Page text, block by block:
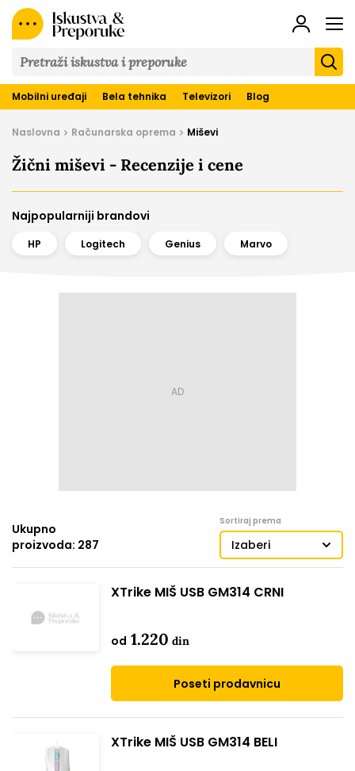
&
Preporuke
Mobilni uređaji Bela tehnika Televizori Blog
Naslovna Računarska oprema Miševi
Žični miševi - Recenzije i cene
Najpopularniji brandovi
HP Logitech Genius Marvo
Ukupno
proizvoda: 287
Sortiraj prema
Izaberi
XTrike MIŠ USB GM314 CRNI
od 1.220 din
Poseti prodavnicu
XTrike MIŠ USB GM314 BELI